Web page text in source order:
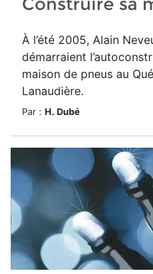
À l’été 2005, Alain
démarraient
maison de pneus au
Lanaudière.
Par : H. Dubé